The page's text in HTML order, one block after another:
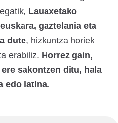
Lauaxetako
gaztelania eta
dute, hizkuntza horiek
erabiliz. Horrez gain,
sakontzen ditu, hala
edo latina.